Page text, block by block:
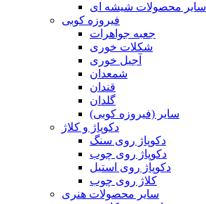
سایر محصولات شیشه ای
فیروزه کوبی
جعبه جواهرات
شکلات خوری
آجیل خوری
شمعدان
قندان
گلدان
سایر (فیروزه کوبی)
دکوپاژ و کلاژ
دکوپاژ روی سنگ
دکوپاژ روی چوب
دکوپاژ روی استیل
کلاژ روی چوب
سایر محصولات هنری